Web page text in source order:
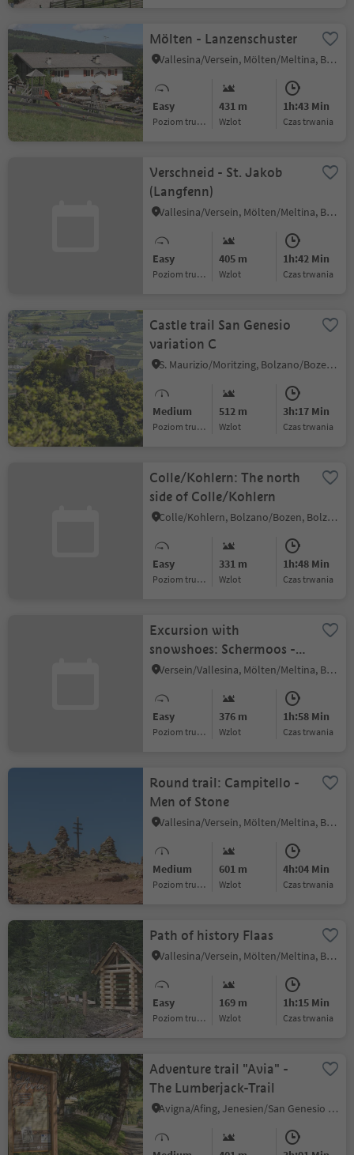
Mölten - Lanzenschuster
Vallesina/Versein, Mölten/Meltina, Bolzano/Bozen and environs
Easy
Poziom trudności
431 m
Wzlot
1h:43 Min
czas trwania
Verschneid - St. Jakob
(Langfenn)
Vallesina/Versein, Mölten/Meltina, Bolzano/Bozen and environs
Easy
Poziom trudności
405 m
Wzlot
1h:42 Min
czas trwania
Castle trail San Genesio
variation C
S. Maurizio/Moritzing, Bolzano/Bozen, Bolzano/Bozen and environs
Medium
Poziom trudności
512 m
Wzlot
3h:17 Min
czas trwania
Colle/Kohlern: The north
side of Colle/Kohlern
Colle/Kohlern, Bolzano/Bozen, Bolzano/Bozen and environs
Easy
Poziom trudności
331 m
Wzlot
1h:48 Min
czas trwania
Excursion with
snowshoes: Schermoos -
Möltner Joch
Versein/Vallesina, Mölten/Meltina, Bolzano/Bozen and environs
Easy
Poziom trudności
376 m
Wzlot
1h:58 Min
czas trwania
Round trail: Campitello -
Men of Stone
Vallesina/Versein, Mölten/Meltina, Bolzano/Bozen and environs
Medium
Poziom trudności
601 m
Wzlot
4h:04 Min
czas trwania
Path of history Flaas
Vallesina/Versein, Mölten/Meltina, Bolzano/Bozen and environs
Easy
Poziom trudności
169 m
Wzlot
1h:15 Min
czas trwania
Adventure trail "Avia" -
The Lumberjack-Trail
Avigna/Afing, Jenesien/San Genesio Atesino, Bolzano/Bozen and environs